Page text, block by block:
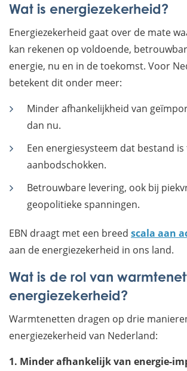
Wat is energiezekerheid?
Energiezekerheid gaat over de mate
kan rekenen op voldoende,
energie, nu en in de toekomst. Voor
betekent dit onder meer:
Minder afhankelijkheid van
dan nu.
Een energiesysteem dat bestand
aanbodschokken.
Betrouwbare levering, ook bij
geopolitieke spanningen.
EBN draagt met een breed scala aan
aan de energiezekerheid in ons land.
Wat is de rol van
energiezekerheid?
Warmtenetten dragen op drie
energiezekerheid van Nederland:
1. Minder afhankelijk van energie-